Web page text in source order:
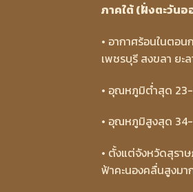
ภาคใต้ (ฝั่งตะวันอ
• อากาศร้อนในตอ
เพชรบุรี สงขลา ยะ
• อุณหภูมิต่ำสุด 23-
• อุณหภูมิสูงสุด 34-
• ตั้งแต่จังหวัดสุรา
ฟ้าคะนองคลื่นสูงมา